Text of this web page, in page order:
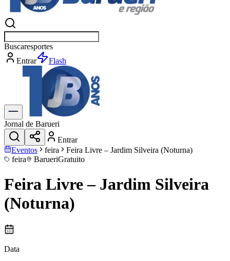
Buscaresportes
Entrar
Flash
Jornal de Barueri
Entrar
Eventos
feira
Feira Livre – Jardim Silveira (Noturna)
feira
BarueriGratuito
Feira Livre – Jardim Silveira
(Noturna)
Data